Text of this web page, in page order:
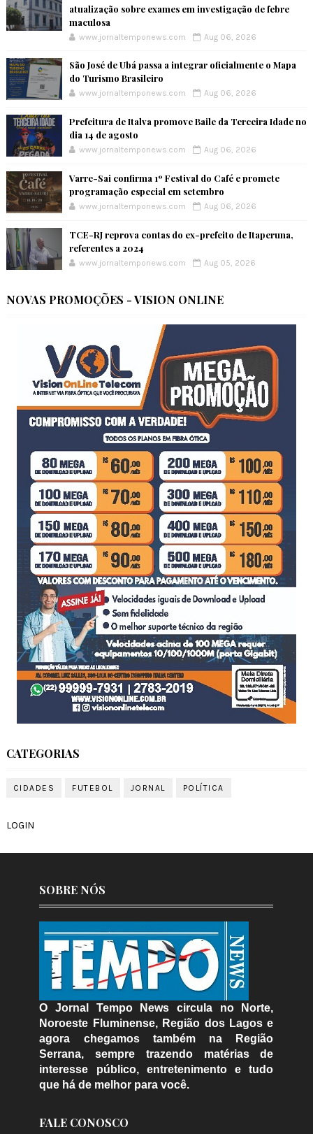
atualização sobre exames em investigação de febre
maculosa
www.jornaltemponews.com Aug 06, 2026
São José de Ubá passa a integrar oficialmente o Mapa
do Turismo Brasileiro
www.jornaltemponews.com Aug 06, 2026
Prefeitura de Italva promove Baile da Terceira Idade no
dia 14 de agosto
www.jornaltemponews.com Aug 06, 2026
Varre-Sai confirma 1º Festival do Café e promete
programação especial em setembro
www.jornaltemponews.com Aug 06, 2026
TCE-RJ reprova contas do ex-prefeito de Itaperuna,
referentes a 2024
www.jornaltemponews.com Aug 05, 2026
NOVAS PROMOÇÕES - VISION ONLINE
CATEGORIAS
CIDADES FUTEBOL JORNAL POLÍTICA
LOGIN
SOBRE NÓS
O Jornal Tempo News circula no Norte,
Noroeste Fluminense, Região dos Lagos e
agora chegamos também na Região
Serrana, sempre trazendo matérias de
interesse público, entretenimento e tudo
que há de melhor para você.
FALE CONOSCO